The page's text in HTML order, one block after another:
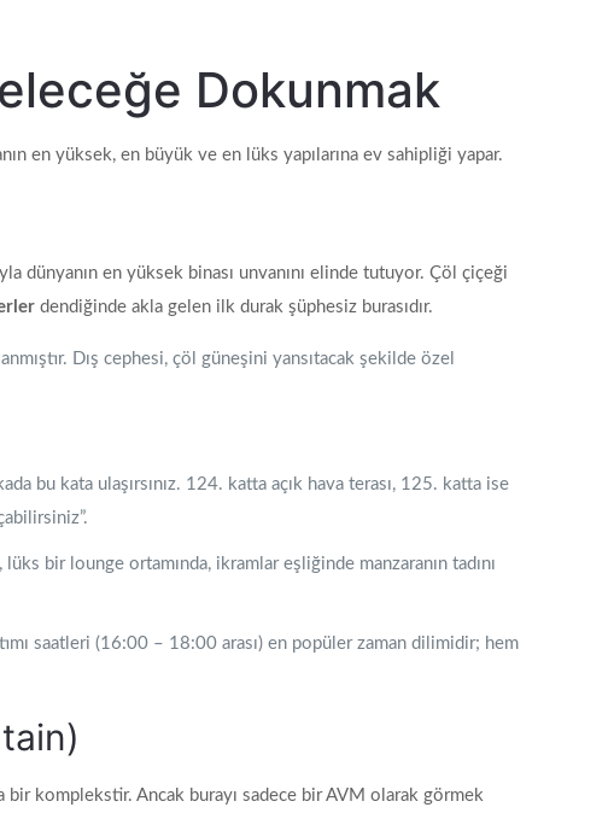
Dokunmak
en yüksek, en büyük ve en lüks yapılarına ev sahipliği yapar.
dünyanın en yüksek binası unvanını elinde tutuyor. Çöl çiçeği
dendiğinde akla gelen ilk durak şüphesiz burasıdır.
Dış cephesi, çöl güneşini yansıtacak şekilde özel
bu kata ulaşırsınız. 124. katta açık hava terası, 125. katta ise
bir lounge ortamında, ikramlar eşliğinde manzaranın tadını
saatleri (16:00 – 18:00 arası) en popüler zaman dilimidir; hem
bir komplekstir. Ancak burayı sadece bir AVM olarak görmek